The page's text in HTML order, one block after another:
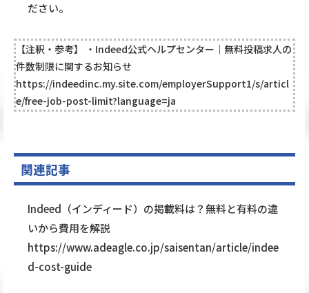
ださい。
【注釈・参考】 ・Indeed公式ヘルプセンター｜無料投稿求人の
件数制限に関するお知らせ
https://indeedinc.my.site.com/employerSupport1/s/articl
e/free-job-post-limit?language=ja
関連記事
Indeed（インディード）の掲載料は？無料と有料の違
いから費用を解説
https://www.adeagle.co.jp/saisentan/article/indee
d-cost-guide